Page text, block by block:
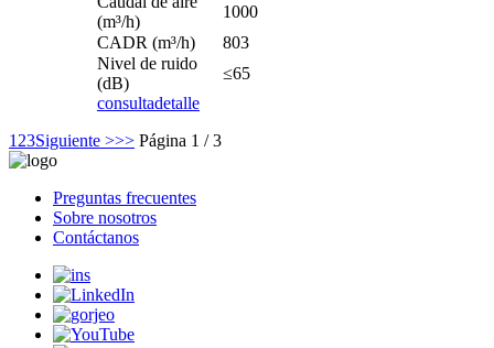
(m³/h)
1000
CADR (m³/h)
803
Nivel de ruido
(dB)
≤65
consultadetalle
1 23Siguiente >>> Página 1 / 3
Preguntas frecuentes
Sobre nosotros
Contáctanos